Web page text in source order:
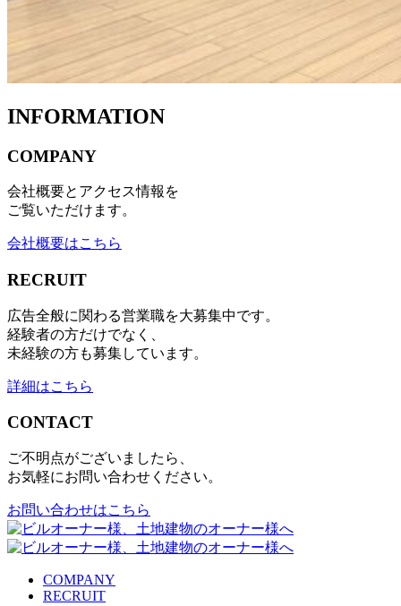
INFORMATION
COMPANY
会社概要とアクセス情報を
ご覧いただけます。
会社概要はこちら
RECRUIT
広告全般に関わる営業職を大募集中です。
経験者の方だけでなく、
未経験の方も募集しています。
詳細はこちら
CONTACT
ご不明点がございましたら、
お気軽にお問い合わせください。
お問い合わせはこちら
COMPANY
RECRUIT